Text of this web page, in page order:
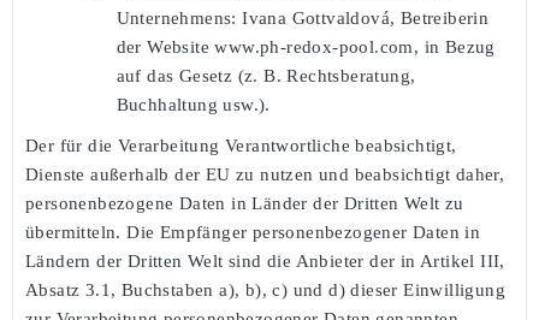
Unternehmens: Ivana Gottvaldová, Betreiberin
der Website www.ph-redox-pool.com, in Bezug
auf das Gesetz (z. B. Rechtsberatung,
Buchhaltung usw.).
Der für die Verarbeitung Verantwortliche beabsichtigt,
Dienste außerhalb der EU zu nutzen und beabsichtigt daher,
personenbezogene Daten in Länder der Dritten Welt zu
übermitteln. Die Empfänger personenbezogener Daten in
Ländern der Dritten Welt sind die Anbieter der in Artikel III,
Absatz 3.1, Buchstaben a), b), c) und d) dieser Einwilligung